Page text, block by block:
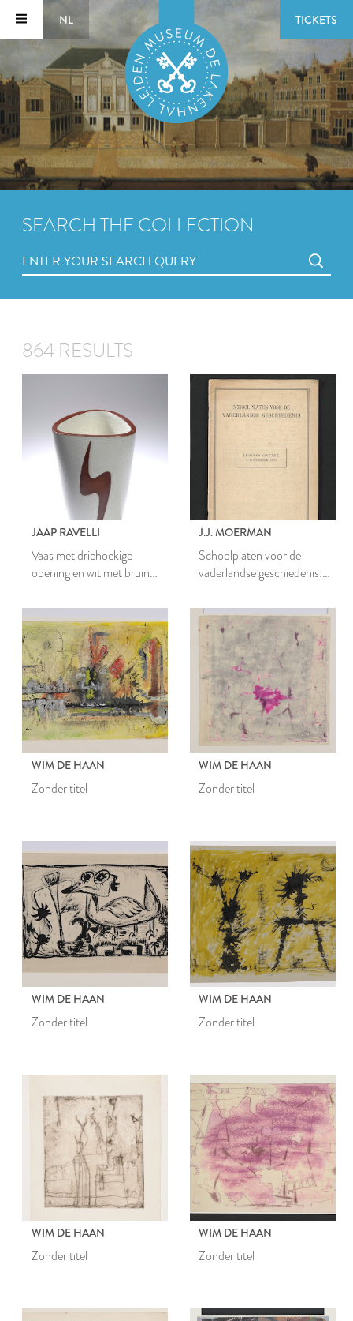
NL TICKETS
SEARCH THE COLLECTION
864 RESULTS
JAAP RAVELLI
Vaas met driehoekige
opening en wit met bruin
J.J. MOERMAN
Schoolplaten voor de
vaderlandse geschiedenis:
1574
WIM DE HAAN
Zonder titel
WIM DE HAAN
Zonder titel
WIM DE HAAN
Zonder titel
WIM DE HAAN
Zonder titel
WIM DE HAAN
Zonder titel
WIM DE HAAN
Zonder titel